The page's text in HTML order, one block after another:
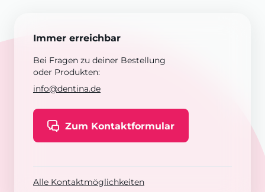
Immer erreichbar
Bei Fragen zu deiner Bestellung
oder Produkten:
info@dentina.de
Zum Kontaktformular
Alle Kontaktmöglichkeiten